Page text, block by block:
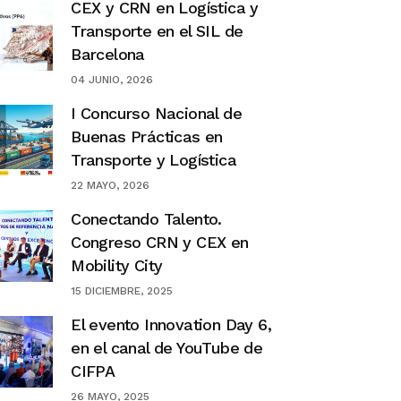
CEX y CRN en Logística y
Transporte en el SIL de
Barcelona
04 JUNIO, 2026
I Concurso Nacional de
Buenas Prácticas en
Transporte y Logística
22 MAYO, 2026
Conectando Talento.
Congreso CRN y CEX en
Mobility City
15 DICIEMBRE, 2025
El evento Innovation Day 6,
en el canal de YouTube de
CIFPA
26 MAYO, 2025